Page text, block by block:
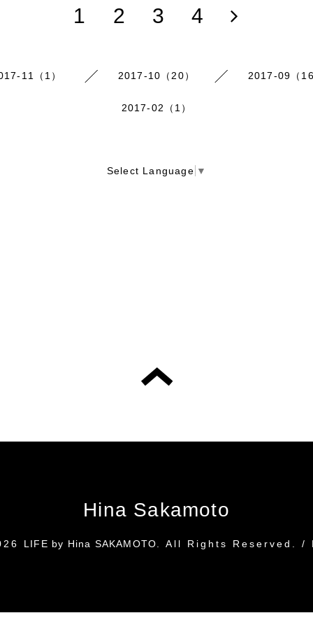
1 2 3 4
11（1） 2017-10（20） 2017-09（
2017-02（1）
Select Language ▼
Hina Sakamoto
LIFE by Hina SAKAMOTO . All Rights Reserved. /